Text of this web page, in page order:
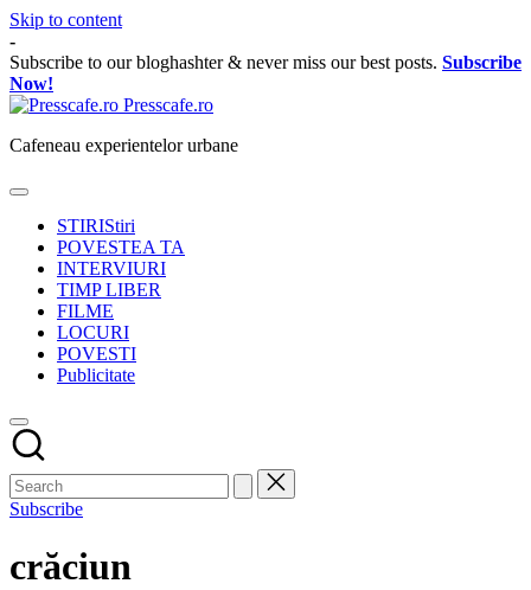
Skip to content
-
Subscribe to our bloghashter & never miss our best posts. Subscribe
Now!
Presscafe.ro
Cafeneau experientelor urbane
STIRIStiri
POVESTEA TA
INTERVIURI
TIMP LIBER
FILME
LOCURI
POVESTI
Publicitate
Subscribe
crăciun